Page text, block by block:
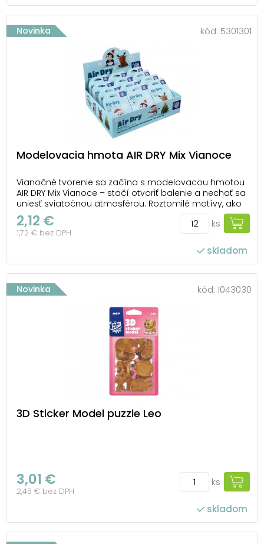
počet ks v balení: 12
Novinka kód: 5301301
Modelovacia hmota AIR DRY Mix Vianoce
Vianočné tvorenie sa začína s modelovacou hmotou
AIR DRY Mix Vianoce – stačí otvoriť balenie a nechať sa
uniesť sviatočnou atmosférou. Roztomilé motívy, ako
sú snehuliak, sob, tučniak alebo vianočný stromček,
inšpirujú k hravému modelovaniu a prinášajú čaro
zimných dní priamo na váš stôl. Hmot...
2,12 €
1,72 € bez DPH
ks
skladom
Novinka kód: 1043030
3D Sticker Model puzzle Leo
3,01 €
2,45 € bez DPH
ks
skladom